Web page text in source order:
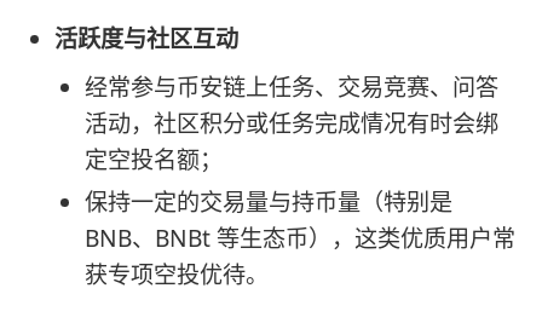
活跃度与社区互动
经常参与币安链上任务、交易竞赛、问答
活动，社区积分或任务完成情况有时会绑
定空投名额；
保持一定的交易量与持币量（特别是
BNB、BNBt 等生态币），这类优质用户常
获专项空投优待。